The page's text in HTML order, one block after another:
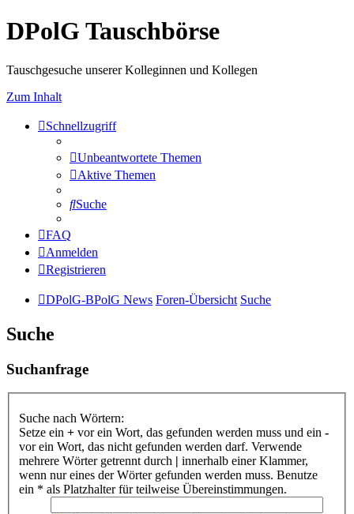
DPolG Tauschbörse
Tauschgesuche unserer Kolleginnen und Kollegen
Zum Inhalt
Schnellzugriff
Unbeantwortete Themen
Aktive Themen
Suche
FAQ
Anmelden
Registrieren
DPolG-BPolG News Foren-Übersicht Suche
Suche
Suchanfrage
Suche nach Wörtern:
Setze ein + vor ein Wort, das gefunden werden muss und ein -
vor ein Wort, das nicht gefunden werden darf. Verwende
mehrere Wörter getrennt durch | innerhalb einer Klammer,
wenn nur eines der Wörter gefunden werden muss. Benutze
ein * als Platzhalter für teilweise Übereinstimmungen.